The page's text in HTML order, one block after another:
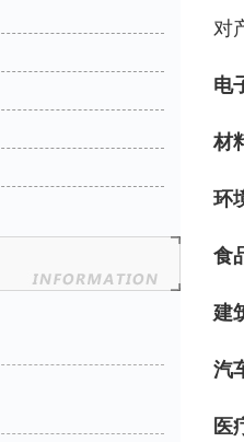
对
电
材
环
食
建
汽
医